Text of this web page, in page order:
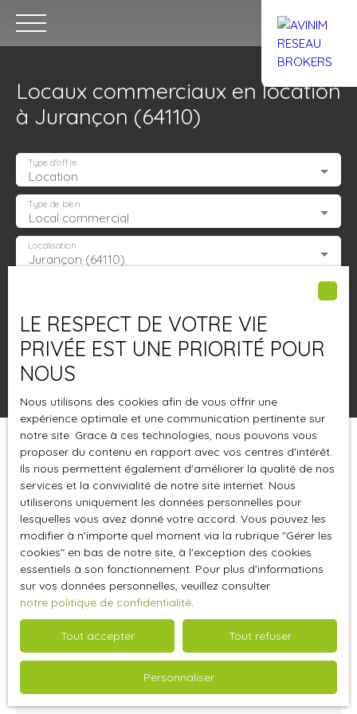
Accueil Acheter Trouver un
Estimation
Locaux commerciaux en location
à Jurançon (64110)
Location
Type d'offre
Local commercial
Type de bien
Jurançon (64110)
Localisation
Surface min (m²)
Pertinence
Trier par Créer une alerte
€ /mois HT HC
Loué
LE RESPECT DE VOTRE VIE
PRIVÉE EST UNE PRIORITÉ POUR
NOUS
Nous utilisons des cookies afin de vous offrir une
expérience optimale et une communication pertinente sur
notre site. Grace à ces technologies, nous pouvons vous
proposer du contenu en rapport avec vos centres d'intérêt.
Ils nous permettent également d'améliorer la qualité de nos
services et la convivialité de notre site internet. Nous
utiliserons uniquement les données personnelles pour
lesquelles vous avez donné votre accord. Vous pouvez les
modifier à n'importe quel moment via la rubrique ″Gérer les
cookies″ en bas de notre site, à l'exception des cookies
essentiels à son fonctionnement. Pour plus d'informations
sur vos données personnelles, veuillez consulter
notre politique de confidentialité.
Tout accepter Tout refuser
Personnaliser